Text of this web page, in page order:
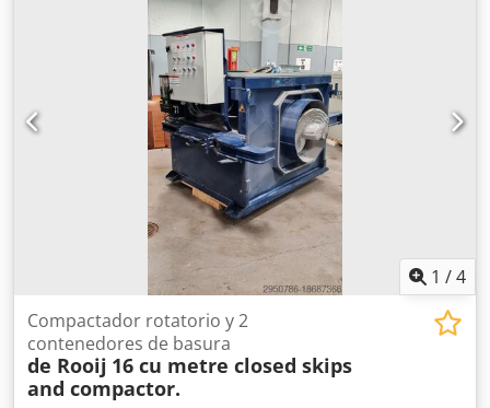
grasa. Incluye 3 cubas (1x ORE440 y 2x ORE540) y bandeja
1 /4
Compactador rotatorio y 2
contenedores de basura
de Rooij 16 cu metre closed skips
and compactor.